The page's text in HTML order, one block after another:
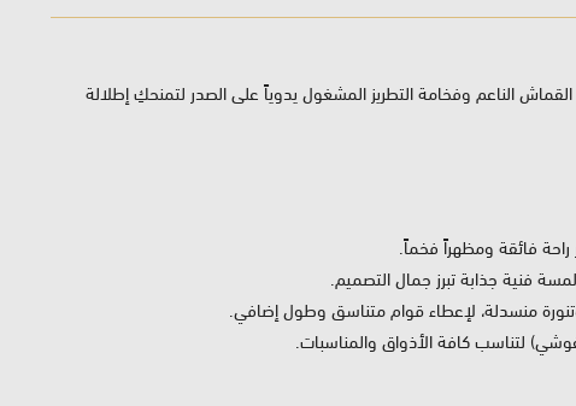
الناعم وفخامة التطريز المشغول يدوياً على الصدر لتمنحكِ إطلالة
فائقة ومظهراً فخماً.
فنية جذابة تبرز جمال التصميم.
منسدلة، لإعطاء قوام متناسق وطول إضافي.
لتناسب كافة الأذواق والمناسبات.